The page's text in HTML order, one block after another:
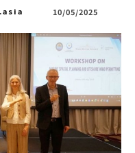
10/05/2025